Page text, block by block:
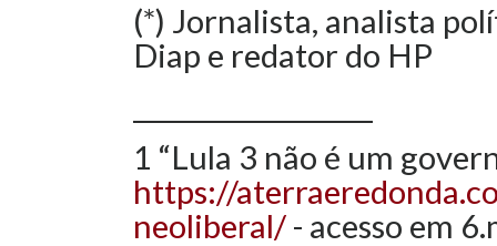
(*) Jornalista, analista
Diap e redator do HP
1 “Lula 3 não é um
https://
neoliberal/ - acesso em